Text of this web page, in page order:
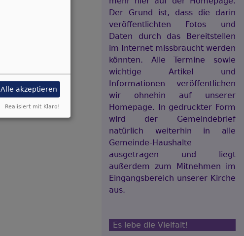
Der Grund ist, dass die darin
veröffentlichten Fotos und
Daten durch das Bereitstellen
im Internet missbraucht werden
könnten. Alle Termine sowie
wichtige Artikel und
Informationen veröffentlichen
wir ohnehin auf unserer
Homepage. In gedruckter Form
wird der Gemeindebrief
natürlich weiterhin in alle
Gemeinde-Haushalte
ausgetragen und liegt
außerdem zum Mitnehmen im
Eingangsbereich unserer Kirche
aus.
Es lebe die Vielfalt!
Alle akzeptieren
Realisiert mit Klaro!